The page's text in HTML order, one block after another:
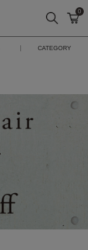
STRAWBERRY-FIELDS
検索 カ
0
CATEGORY